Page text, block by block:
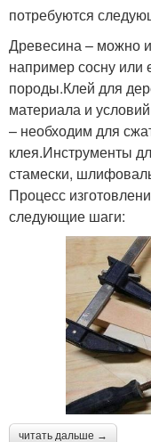
потребуются
Древесина – можно
например сосну или
породы.Клей для
материала и
– необходим для
клея.Инструменты
стамески,
Процесс
следующие шаги:
читать дальше →